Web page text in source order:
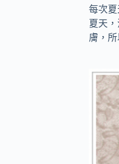
每次
夏天
膚，